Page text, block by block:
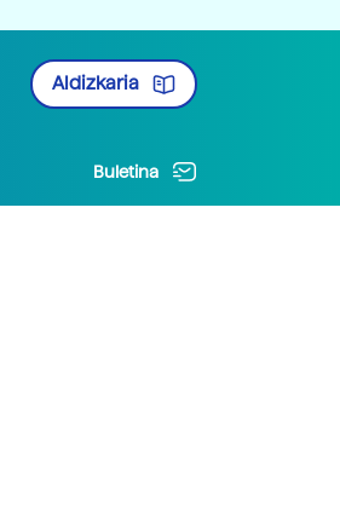
Aldizkaria
Buletina